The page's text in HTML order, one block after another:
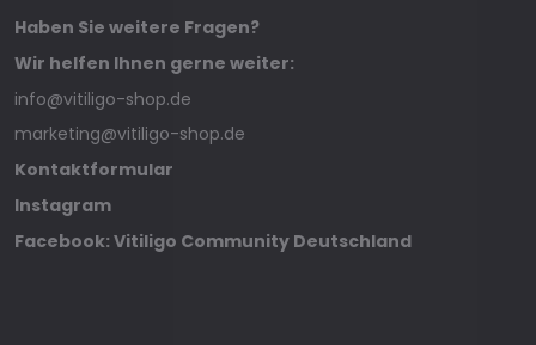
Haben Sie weitere Fragen?
Wir helfen Ihnen gerne weiter:
info@vitiligo-shop.de
marketing@vitiligo-shop.de
Kontaktformular
Instagram
Facebook: Vitiligo Community Deutschland